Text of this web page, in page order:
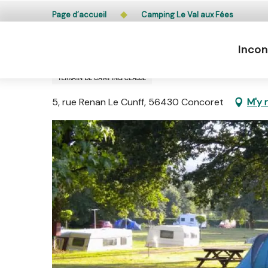
au
L’accès du public aux bois, massifs forestiers et
Page d’accueil Camping Le Val aux Fées
TERRAIN DE CAMPING CLASSÉ
5, rue Renan Le Cunff, 56430 Concoret M'y